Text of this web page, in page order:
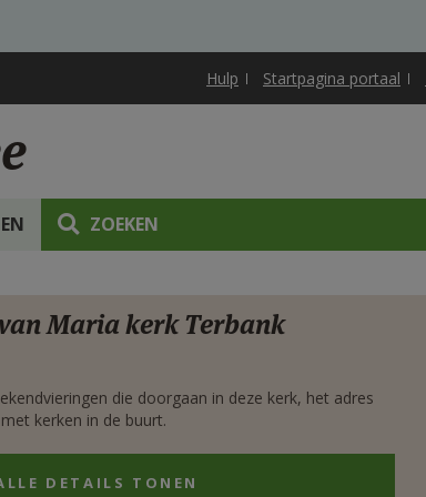
Hulp Startpagina portaal
ZOEKEN
Maria kerk Terbank
die doorgaan in deze kerk, het adres
kerken in de buurt.
DETAILS TONEN